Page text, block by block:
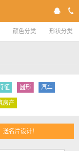
颜色分类 形状分类
征 圆形 汽车
房产
名片设计！